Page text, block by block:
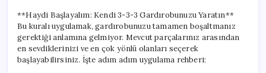
**Haydi Başlayalım: Kendi 3-3-3 Gardırobunuzu Yaratın**
Bu kuralı uygulamak, gardırobunuzu tamamen boşaltmanız
gerektiği anlamına gelmiyor. Mevcut parçalarınız arasından
en sevdiklerinizi ve en çok yönlü olanları seçerek
başlayabilirsiniz. İşte adım adım uygulama rehberi: